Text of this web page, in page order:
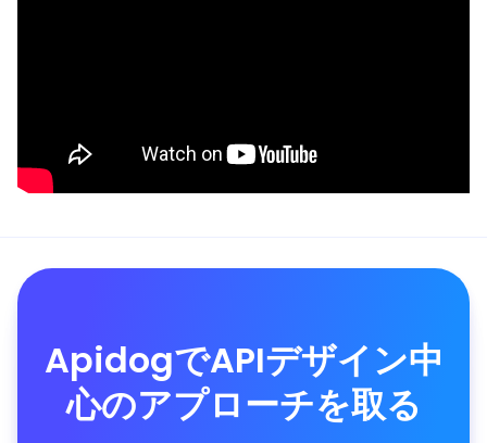
ApidogでAPIデザイン中
心のアプローチを取る